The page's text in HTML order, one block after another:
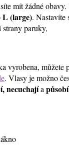
mít žádné
L (large). Nastavíte
paruky,
vyrobena, můžete
. Vlasy je možno
necuchajía